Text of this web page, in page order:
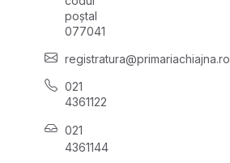
poștal
077041
registratura@primariachiajna.ro
021
4361122
021
4361144